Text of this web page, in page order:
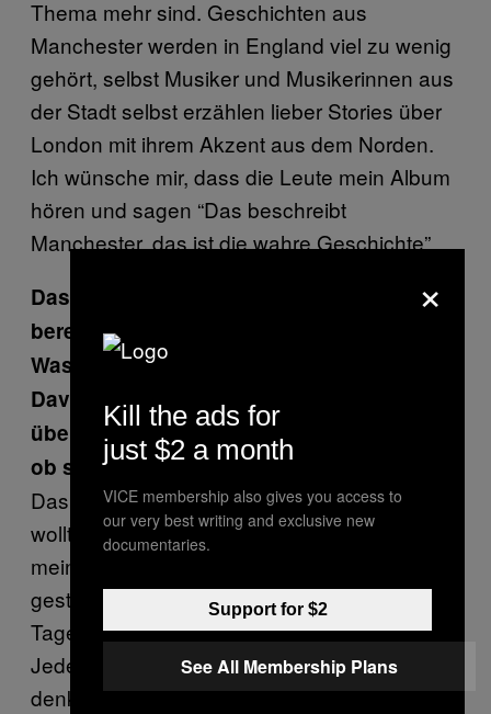
Thema mehr sind. Geschichten aus
Manchester werden in England viel zu wenig
gehört, selbst Musiker und Musikerinnen aus
der Stadt selbst erzählen lieber Stories über
London mit ihrem Akzent aus dem Norden.
Ich wünsche mir, dass die Leute mein Album
hören und sagen “Das beschreibt
Manchester, das ist die wahre Geschichte”.
Das neue Album hält viel Politisches
bereit, du singst auch über den Brexit.
Was wäre, wenn die Regierung unter
David Cameron die Bevölkerung
überhaupt nicht vor die Wahl gestellt hätte,
ob sie die EU verlassen wollen oder nicht?
Das ist schwer zu sagen, weil ich selbst nicht
wollte, dass es passiert. Meine Stadt und
meine Familie haben auch dagegen
gestimmt. Ich denke aber, am Ende des
Tages verdient jeder, eine Wahl zu haben.
Jeder verdient es, sagen zu dürfen, was er
denkt. Ich wäre ein Heuchler, wäre ich
×
Kill the ads for
just $2 a month
VICE membership also gives you access to
our very best writing and exclusive new
documentaries.
Support for $2
See All Membership Plans